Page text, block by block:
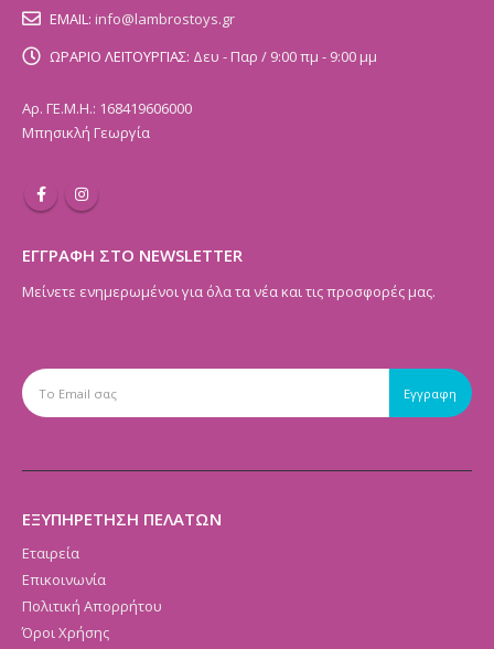
EMAIL: info@lambrostoys.gr
ΩΡΑΡΙΟ ΛΕΙΤΟΥΡΓΙΑΣ: Δευ - Παρ / 9:00 πμ - 9:00 μμ
Αρ. ΓΕ.Μ.Η.: 168419606000
Μπησικλή Γεωργία
ΕΓΓΡΑΦΗ ΣΤΟ NEWSLETTER
Μείνετε ενημερωμένοι για όλα τα νέα και τις προσφορές μας.
ΕΞΥΠΗΡΕΤΗΣΗ ΠΕΛΑΤΩΝ
Εταιρεία
Επικοινωνία
Πολιτική Απορρήτου
Όροι Χρήσης